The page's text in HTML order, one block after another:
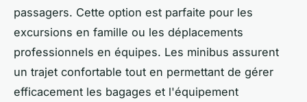
passagers. Cette option est parfaite pour les
excursions en famille ou les déplacements
professionnels en équipes. Les minibus assurent
un trajet confortable tout en permettant de gérer
efficacement les bagages et l'équipement